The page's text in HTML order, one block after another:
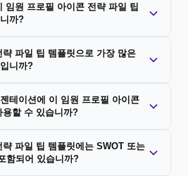
임원 프로필 아이콘 전략 파일 팁
까?
파일 팁 템플릿으로 가장 많은
니까?
테이션에 이 임원 프로필 아이콘
용할 수 있습니까?
파일 팁 템플릿에는 SWOT 또는
함되어 있습니까?